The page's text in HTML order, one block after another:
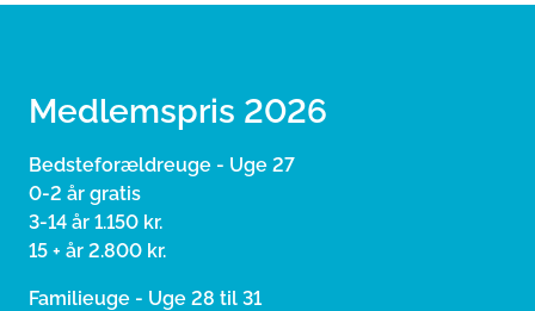
Medlemspris 2026
Bedsteforældreuge - Uge 27
0-2 år gratis
3-14 år 1.150 kr.
15 + år 2.800 kr.
Familieuge - Uge 28 til 31